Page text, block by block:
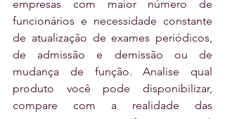
empresas com maior número de
funcionários e necessidade constante
de atualização de exames periódicos,
de admissão e demissão ou de
mudança de função. Analise qual
produto você pode disponibilizar,
compare com a realidade das